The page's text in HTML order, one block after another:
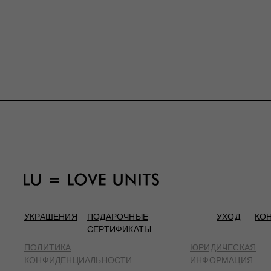
ПОЛИТИКА
КОНФИДЕНЦИАЛЬНОСТИ
ЮРИДИЧЕСКАЯ
ИНФОРМАЦИЯ
УКРАШЕНИЯ
ПОДАРОЧНЫЕ
СЕРТИФИКАТЫ
УХОД